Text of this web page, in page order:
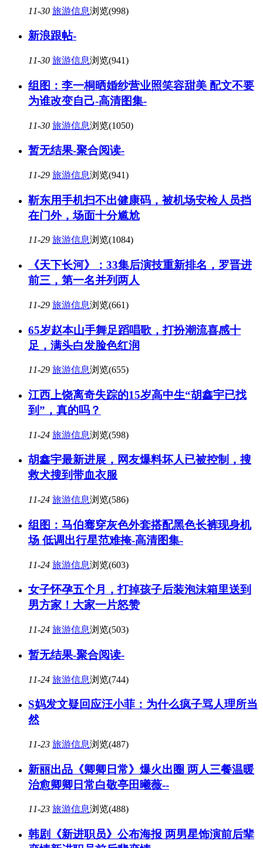
11-30 旅游信息浏览(998)
新浪跟帖-
11-30 旅游信息浏览(941)
组图：李一桐晒婚纱营业照笑容甜美 配文不要
为谁改变自己-高清图集-
11-30 旅游信息浏览(1050)
暂无结果-聚合阅读-
11-29 旅游信息浏览(941)
靳东用手机扫不出健康码，被机场安检人员挡
在门外，场面十分尴尬
11-29 旅游信息浏览(1084)
《天下长河》：33集后演技重新排名，罗晋进
前三，第一名并列两人
11-29 旅游信息浏览(661)
65岁赵本山手舞足蹈唱歌，打扮潮流喜感十
足，满头白发脸色红润
11-29 旅游信息浏览(655)
江西上饶离奇失踪的15岁高中生“胡鑫宇已找
到”，真的吗？
11-24 旅游信息浏览(598)
胡鑫宇最新进展，网友爆料坏人已被控制，搜
救犬搜到带血衣服
11-24 旅游信息浏览(586)
组图：马伯骞穿灰色外套搭配黑色长裤现身机
场 低调出行星范难掩-高清图集-
11-24 旅游信息浏览(603)
女子怀孕五个月，打掉孩子后装泡沫箱里送到
男方家！大家一片怒赞
11-24 旅游信息浏览(503)
暂无结果-聚合阅读-
11-24 旅游信息浏览(744)
S妈发文疑回应汪小菲：为什么疯子骂人理所当
然
11-23 旅游信息浏览(487)
新丽出品《卿卿日常》爆火出圈 两人三餐温暖
治愈卿卿日常白敬亭田曦薇--
11-23 旅游信息浏览(488)
韩剧《新进职员》公布海报 两男星饰演前后辈